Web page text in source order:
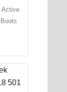
Active